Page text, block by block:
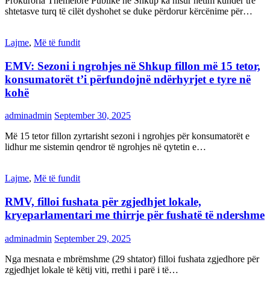
shtetasve turq të cilët dyshohet se duke përdorur kërcënime për…
Lajme, Më të fundit
EMV: Sezoni i ngrohjes në Shkup fillon më 15 tetor,
konsumatorët t’i përfundojnë ndërhyrjet e tyre në
kohë
adminadmin September 30, 2025
Më 15 tetor fillon zyrtarisht sezoni i ngrohjes për konsumatorët e
lidhur me sistemin qendror të ngrohjes në qytetin e…
Lajme, Më të fundit
RMV, filloi fushata për zgjedhjet lokale,
kryeparlamentari me thirrje për fushatë të ndershme
adminadmin September 29, 2025
Nga mesnata e mbrëmshme (29 shtator) filloi fushata zgjedhore për
zgjedhjet lokale të këtij viti, rrethi i parë i të…